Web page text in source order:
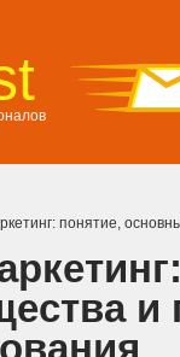
понятие,